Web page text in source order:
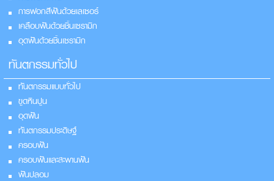
การฟอกสีฟันด้วยเลเซอร์
เคลือบฟันด้วยชิ้นเซรามิก
อุดฟันด้วยชิ้นเซรามิก
ทันตกรรมทั่วไป
ทันตกรรมแบบทั่วไป
ขูดหินปูน
อุดฟัน
ทันตกรรมประดิษฐ์
ครอบฟัน
ครอบฟันและสะพานฟัน
ฟันปลอม